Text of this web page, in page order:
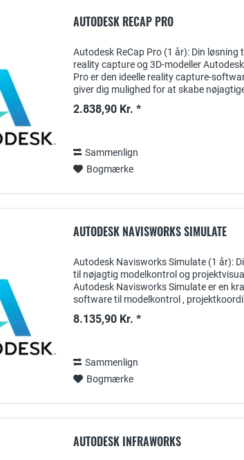
AUTODESK RECAP PRO
Autodesk ReCap Pro (1 år): Din løsning
reality capture og 3D-modeller
Pro er den ideelle reality capture-
giver dig mulighed for at skabe
2.838,90 Kr. *
Sammenlign
Bogmærke
AUTODESK NAVISWORKS SIMULATE
Autodesk Navisworks Simulate (1 år):
til nøjagtig modelkontrol og
Autodesk Navisworks Simulate er en
software til modelkontrol ,
8.135,90 Kr. *
Sammenlign
Bogmærke
AUTODESK INFRAWORKS